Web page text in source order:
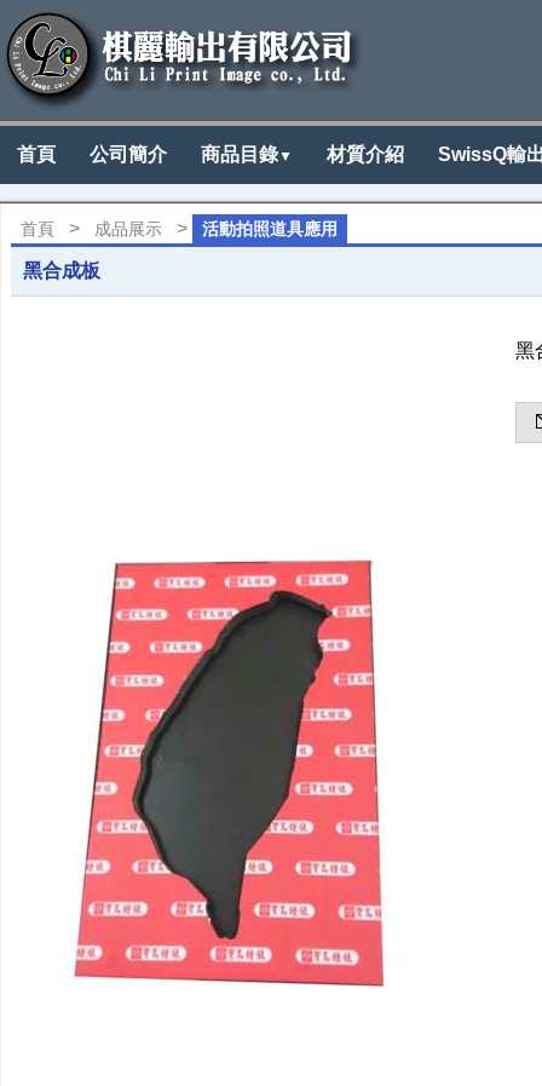
首頁 公司簡介 商品目錄▼ 材質介紹 SwissQ輸
首頁 > 成品展示 > 活動拍照道具應用
黑合成板
黑